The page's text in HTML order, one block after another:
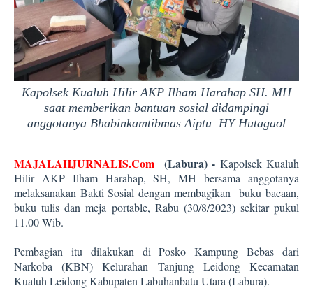
Kapolsek Kualuh Hilir AKP Ilham Harahap SH. MH
saat memberikan bantuan sosial didampingi
anggotanya Bhabinkamtibmas Aiptu HY Hutagaol
MAJALAHJURNALIS.Com (Labura) - Kapolsek Kualuh
Hilir AKP Ilham Harahap, SH, MH bersama anggotanya
melaksanakan Bakti Sosial dengan membagikan buku bacaan,
buku tulis dan meja portable, Rabu (30/8/2023) sekitar pukul
11.00 Wib.
Pembagian itu dilakukan di Posko Kampung Bebas dari
Narkoba (KBN) Kelurahan Tanjung Leidong Kecamatan
Kualuh Leidong Kabupaten Labuhanbatu Utara (Labura).